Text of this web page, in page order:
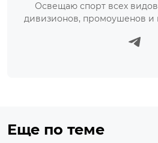
Освещаю спорт всех
дивизионов, промоушенов и
Еще по теме